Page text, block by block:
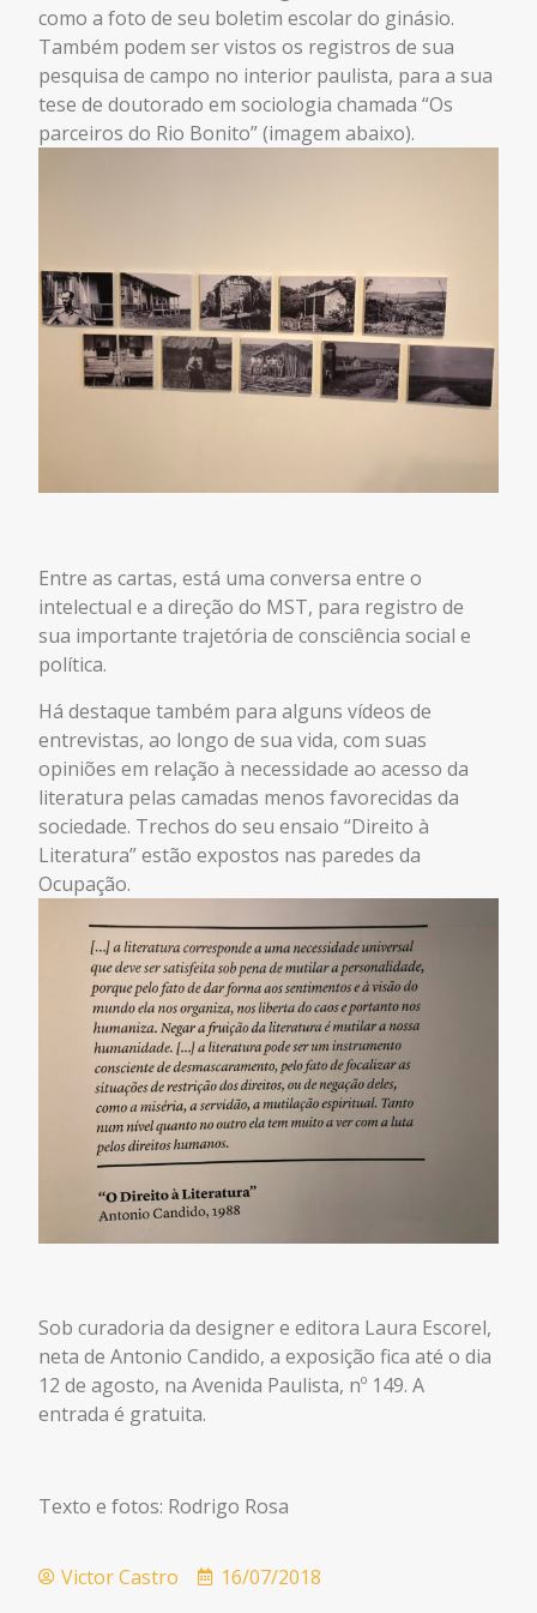
como a foto de seu boletim escolar do ginásio.
Também podem ser vistos os registros de sua
pesquisa de campo no interior paulista, para a sua
tese de doutorado em sociologia chamada “Os
parceiros do Rio Bonito” (imagem abaixo).
Entre as cartas, está uma conversa entre o
intelectual e a direção do MST, para registro de
sua importante trajetória de consciência social e
política.
Há destaque também para alguns vídeos de
entrevistas, ao longo de sua vida, com suas
opiniões em relação à necessidade ao acesso da
literatura pelas camadas menos favorecidas da
sociedade. Trechos do seu ensaio “Direito à
Literatura” estão expostos nas paredes da
Ocupação.
Sob curadoria da designer e editora Laura Escorel,
neta de Antonio Candido, a exposição fica até o dia
12 de agosto, na Avenida Paulista, nº 149. A
entrada é gratuita.
Texto e fotos: Rodrigo Rosa
Victor Castro 16/07/2018